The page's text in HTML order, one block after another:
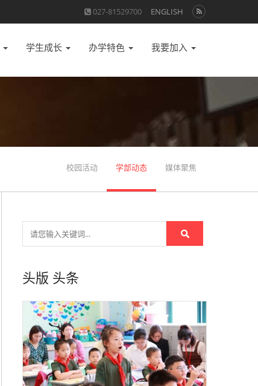
027-81529700 ENGLISH
学生成长 办学特色 我要加入
校园活动 学部动态 媒体聚焦
头版 头条